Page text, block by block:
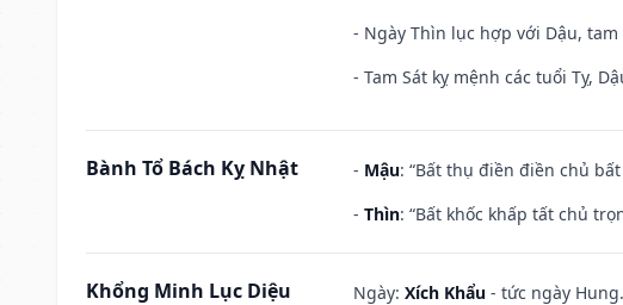
- Ngày Thìn lục hợp với Dậu,
- Tam Sát kỵ mệnh các tuổi Tỵ,
Bành Tổ Bách Kỵ Nhật - Mậu: “Bất thụ điền điền chủ
- Thìn: “Bất khốc khấp tất chủ
Khổng Minh Lục Diệu Ngày: Xích Khẩu - tức ngày Hung.